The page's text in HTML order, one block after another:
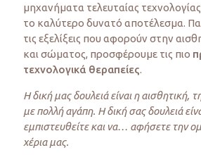
μηχανήματα τελευταίας
το καλύτερο δυνατό αποτέλεσμα.
τις εξελίξεις που αφορούν στην
και σώματος, προσφέρουμε τις πιο
τεχνολογικά θεραπείες.
Η δική μας δουλειά είναι η αισθητική,
με πολλή αγάπη. Η δική σας δουλειά
εμπιστευθείτε και να… αφήσετε την
χέρια μας.